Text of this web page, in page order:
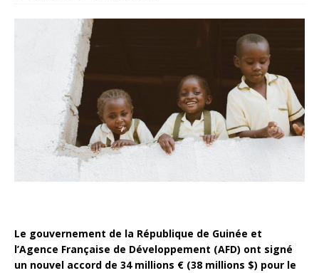
Le gouvernement de la République de Guinée et
l’Agence Française de Développement (AFD) ont signé
un nouvel accord de 34 millions € (38 millions $) pour le